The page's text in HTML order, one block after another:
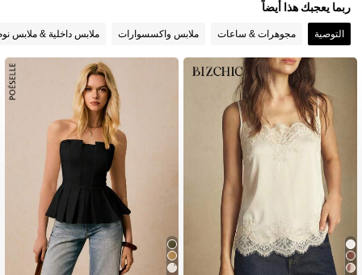
ربما يعجبك هذا أيضاً
التوصية مجوهرات & ساعات ملابس واكسسوارات ملابس داخلية & ملابس